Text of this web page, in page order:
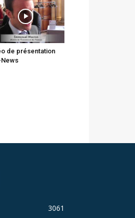
de présentation
News
3061